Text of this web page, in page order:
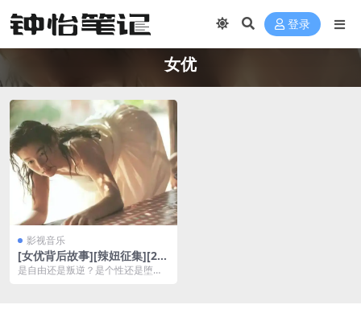
登录
女优
影视音乐
[女优背后故事][辣妞征集][20
15][英语中字][1080P]
是自由还是叛逆？是个性还是堕